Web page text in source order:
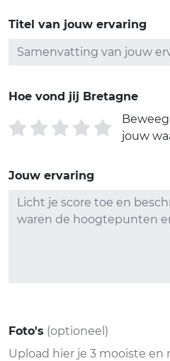
Titel van jouw ervaring
Hoe vond jij Bretagne
jouw
Jouw ervaring
Foto's (optioneel)
Upload hier je 3 mooiste